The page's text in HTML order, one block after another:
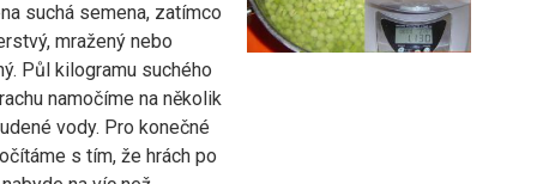
suchá semena, zatímco
mražený nebo
Půl kilogramu suchého
namočíme na několik
vody. Pro konečné
s tím, že hrách po